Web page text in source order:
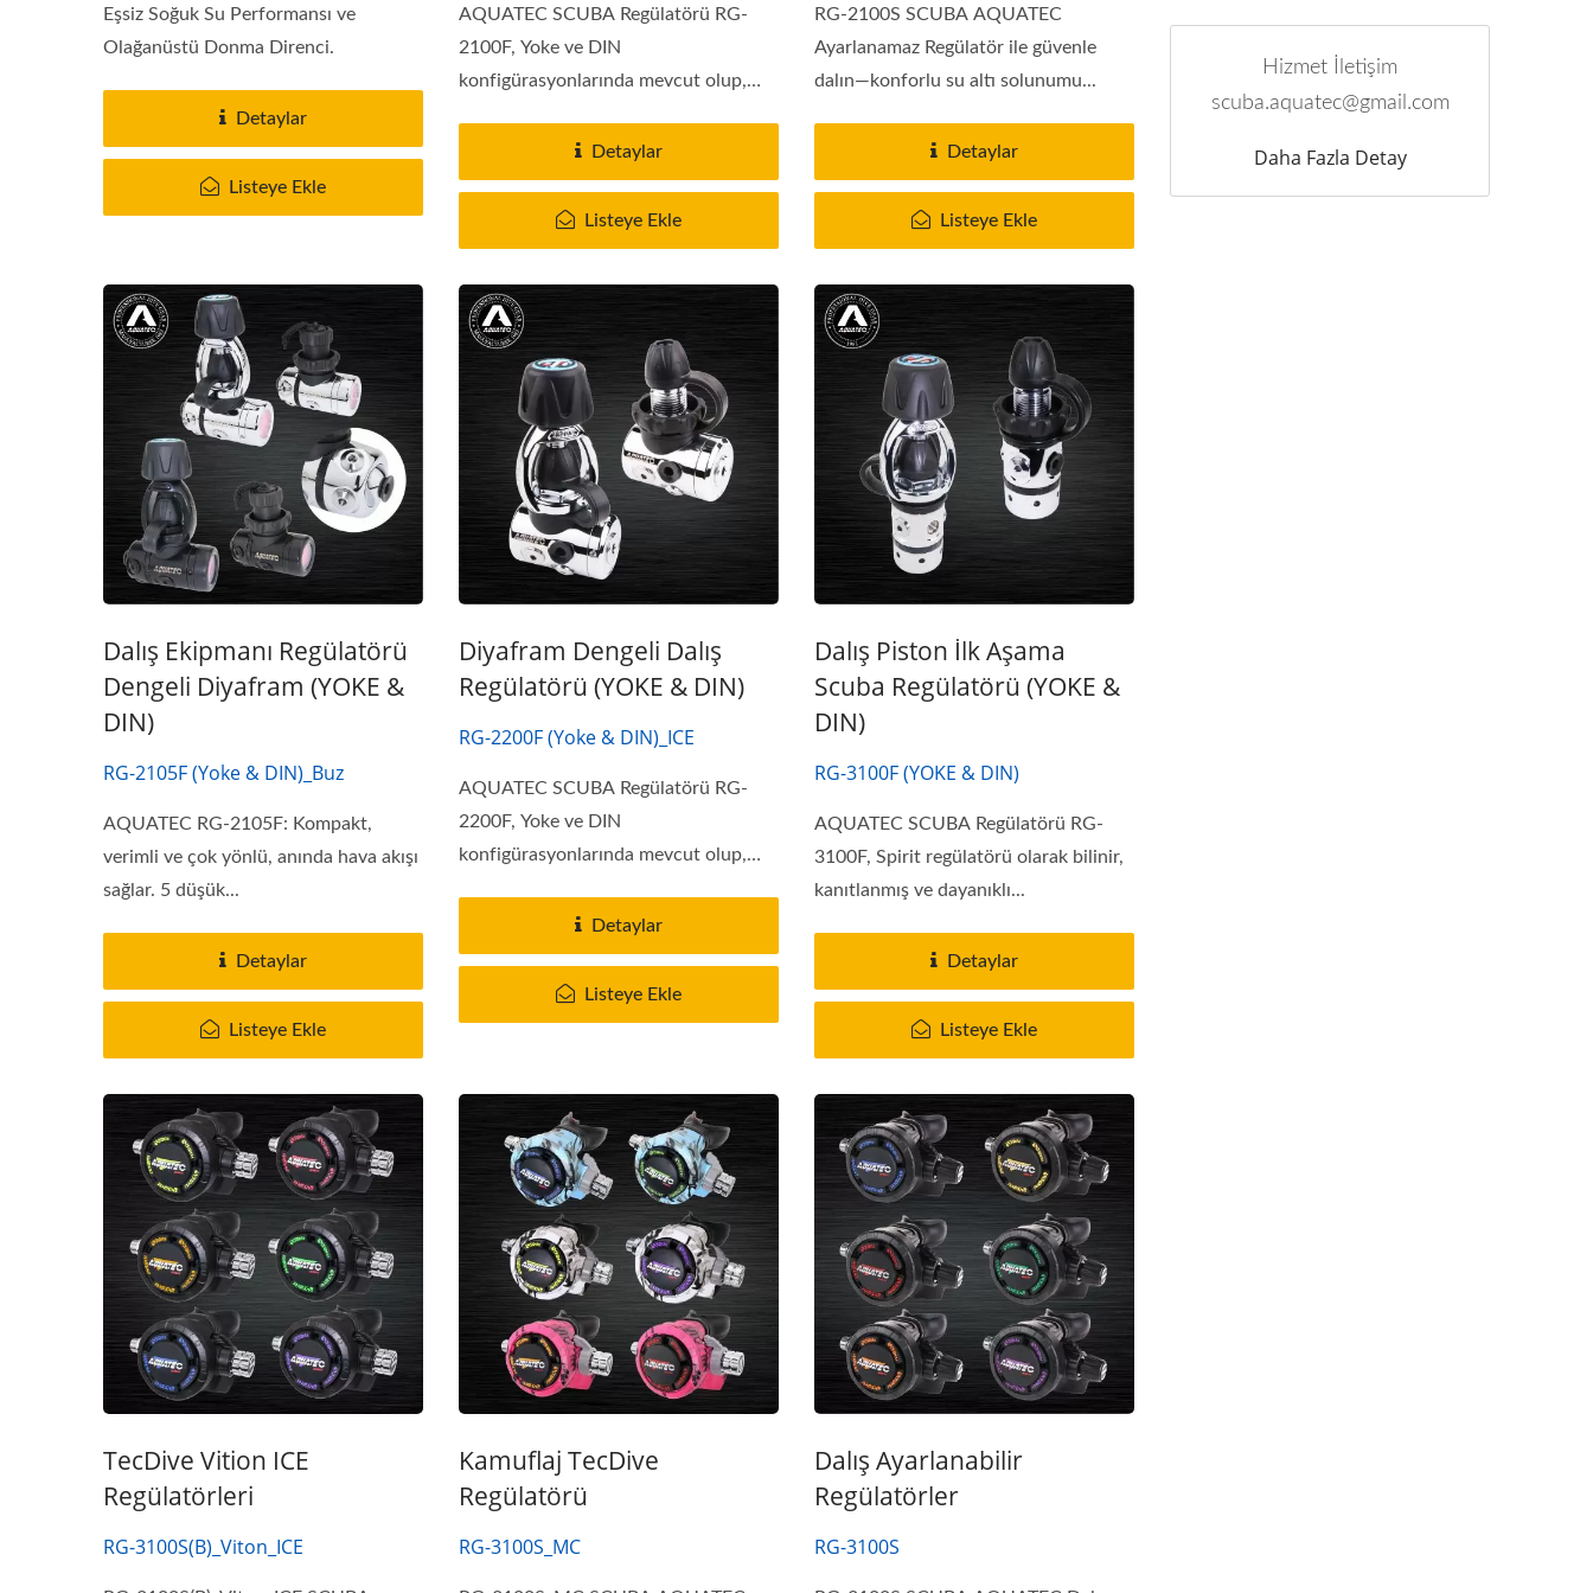
Eşsiz Soğuk Su Performansı ve
Olağanüstü Donma Direnci.
Detaylar
Listeye Ekle
AQUATEC SCUBA Regülatörü RG-
2100F, Yoke ve DIN
konfigürasyonlarında mevcut olup,
Detaylar
Listeye Ekle
RG-2100S SCUBA AQUATEC
Ayarlanamaz Regülatör ile güvenle
dalın—konforlu su altı solunumu...
Detaylar
Listeye Ekle
Dalış Ekipmanı Regülatörü
Dengeli Diyafram (YOKE &
DIN)
RG-2105F (Yoke & DIN)_Buz
AQUATEC RG-2105F: Kompakt,
verimli ve çok yönlü, anında hava akışı
sağlar. 5 düşük...
Detaylar
Listeye Ekle
Diyafram Dengeli Dalış
Regülatörü (YOKE & DIN)
RG-2200F (Yoke & DIN)_ICE
AQUATEC SCUBA Regülatörü RG-
2200F, Yoke ve DIN
konfigürasyonlarında mevcut olup,
Detaylar
Listeye Ekle
Dalış Piston İlk Aşama
Scuba Regülatörü (YOKE &
DIN)
RG-3100F (YOKE & DIN)
AQUATEC SCUBA Regülatörü RG-
3100F, Spirit regülatörü olarak bilinir,
kanıtlanmış ve dayanıklı...
Detaylar
Listeye Ekle
TecDive Vition ICE
Regülatörleri
RG-3100S(B)_Viton_ICE
Kamuflaj TecDive
Regülatörü
RG-3100S_MC
Dalış Ayarlanabilir
Regülatörler
RG-3100S
Hizmet İletişim
scuba.aquatec@gmail.com
Daha Fazla Detay